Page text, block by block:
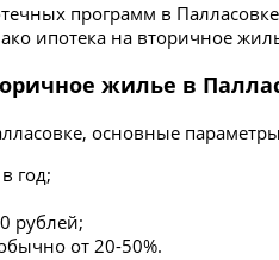
программ в
ипотека на вторичное
жилье в
основные
год;
рублей;
от 20-50%.